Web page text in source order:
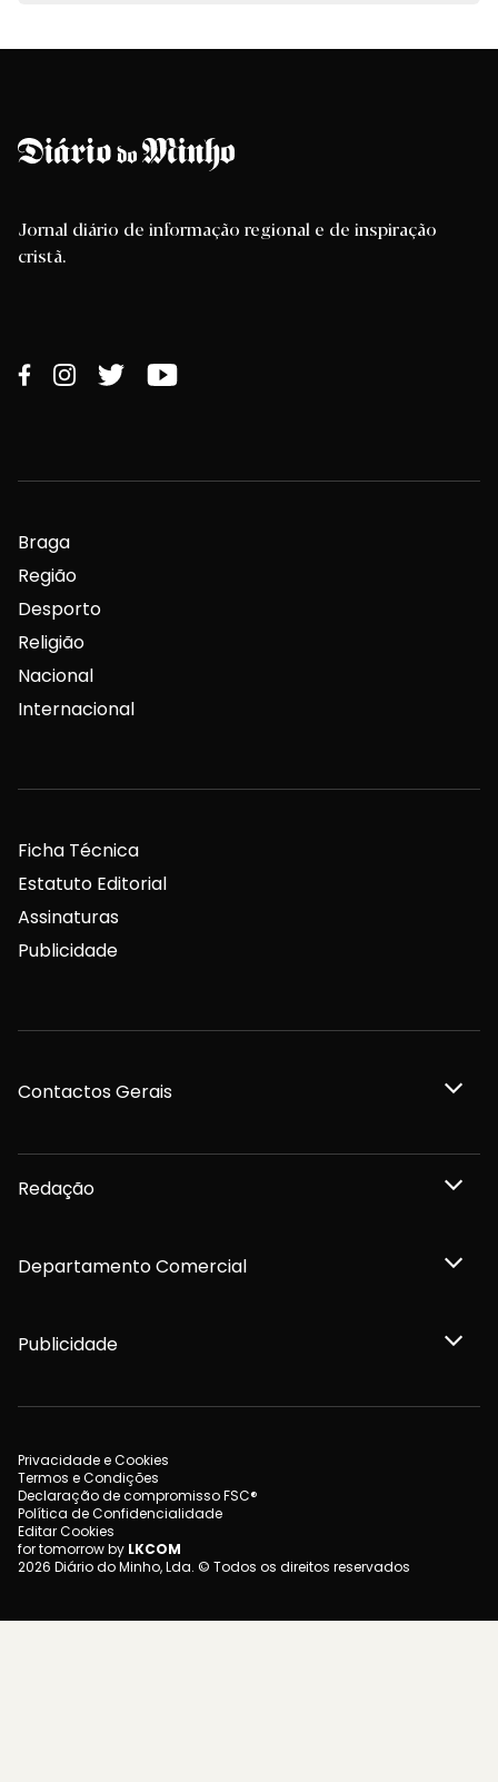
Jornal diário de informação regional e de inspiração
cristã.
Braga
Região
Desporto
Religião
Nacional
Internacional
Ficha Técnica
Estatuto Editorial
Assinaturas
Publicidade
Contactos Gerais
Redação
Departamento Comercial
Publicidade
Privacidade e Cookies
Termos e Condições
Declaração de compromisso FSC®
Política de Confidencialidade
Editar Cookies
for tomorrow by LKCOM
2026 Diário do Minho, Lda. © Todos os direitos reservados